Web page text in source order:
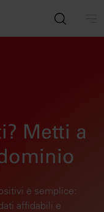
Metti a
è semplice:
affidabili e